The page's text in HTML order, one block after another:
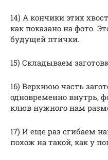
14) А кончики этих
как показано на фото.
будущей птички.
15) Складываем
16) Верхнюю часть
одновременно внутрь,
клюв нужного нам
17) И еще раз сгибаем
похож на такой, как у